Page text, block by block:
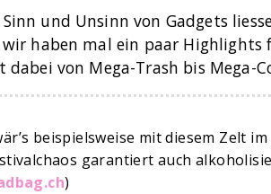
Sinn und Unsinn von Gadgets
wir haben mal ein paar Highlights
dabei von Mega-Trash bis Mega-
beispielsweise mit diesem Zelt
garantiert auch
)